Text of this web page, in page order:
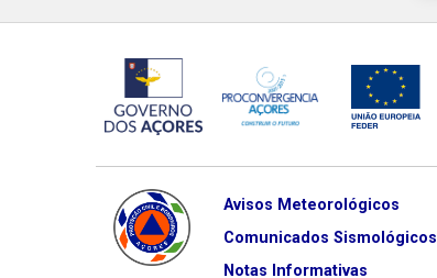
Avisos Meteorológicos
Comunicados Sismológicos
Notas Informativas